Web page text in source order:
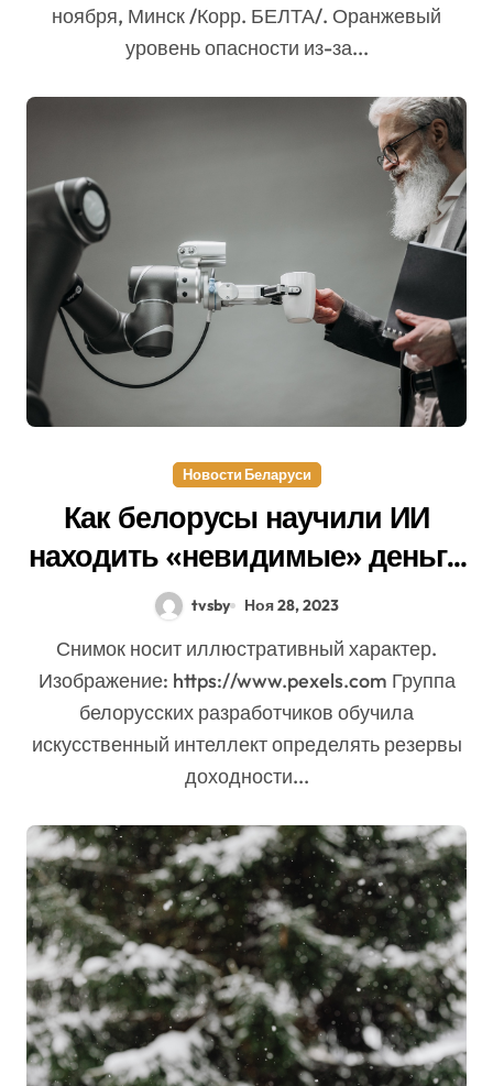
ноября, Минск /Корр. БЕЛТА/. Оранжевый
уровень опасности из-за...
Новости Беларуси
Как белорусы научили ИИ
находить «невидимые» деньги
в компаниях
tvsby Ноя 28, 2023
Снимок носит иллюстративный характер.
Изображение: https://www.pexels.com Группа
белорусских разработчиков обучила
искусственный интеллект определять резервы
доходности...